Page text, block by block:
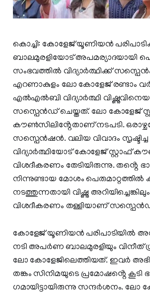
കൊച്ചി: കോളേജ് യൂണിയൻ
ബാലമുരളിയോട് അപമര്യാദയായി
സംഭവത്തിൽ വിദ്യാർത്ഥിക്ക്
എറണാകുളം ലോ കോളേജ് രണ്ടാം
എൽഎൽബി വിദ്യാർത്ഥി
സസ്പെൻഡ് ചെയ്തത്. ലോ കോളേജ്
കൗൺസിലിൻ്റേതാണ് നടപടി.
സസ്പെൻഷൻ. വലിയ വിവാദം
വിദ്യാർത്ഥിയോട് കോളേജ് സ്റ്റാഫ്
വിശദീകരണം തേടിയിരുന്നു. തൻ്റെ
നിന്നുണ്ടായ മോശം പെരുമാറ്റത്തിൽ
നടത്തുന്നതായി വിഷ്ണു
വിശദീകരണം തള്ളിയാണ്
കോളേജ് യൂണിയൻ പരിപാടിയിൽ
നടി അപർണ ബാലമുരളിയും വിനീത്
ലോ കോളേജിലെത്തിയത്. ഇവർ
തങ്കം സിനിമയുടെ പ്രമോഷൻ്റെ കൂടി
ഗമായിട്ടായിരുന്നു സന്ദർശനം. ലോ